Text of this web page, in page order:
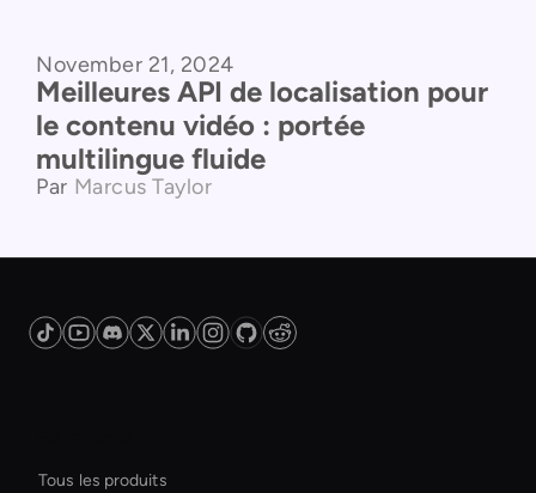
Comparaison de produits
November 21, 2024
Meilleures API de localisation pour
le contenu vidéo : portée
multilingue fluide
Par Marcus Taylor
Tous les produits